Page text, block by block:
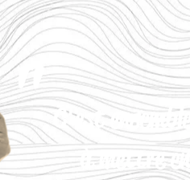
C'est
à mettre
"